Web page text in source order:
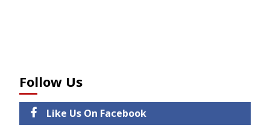
Follow Us
Like Us On Facebook